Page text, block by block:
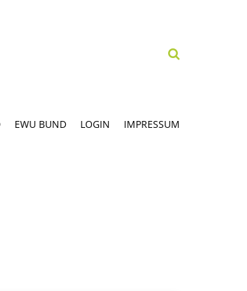
EWU BUND LOGIN IMPRESSUM